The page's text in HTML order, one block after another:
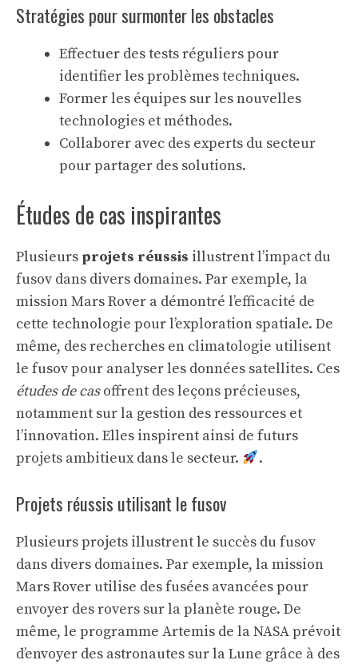
Stratégies pour surmonter les obstacles
Effectuer des tests réguliers pour
identifier les problèmes techniques.
Former les équipes sur les nouvelles
technologies et méthodes.
Collaborer avec des experts du secteur
pour partager des solutions.
Études de cas inspirantes
Plusieurs projets réussis illustrent l’impact du
fusov dans divers domaines. Par exemple, la
mission Mars Rover a démontré l’efficacité de
cette technologie pour l’exploration spatiale. De
même, des recherches en climatologie utilisent
le fusov pour analyser les données satellites. Ces
études de casoffrent des leçons précieuses,
notamment sur la gestion des ressources et
l’innovation. Elles inspirent ainsi de futurs
projets ambitieux dans le secteur.
.
Projets réussis utilisant le fusov
Plusieurs projets illustrent le succès du fusov
dans divers domaines. Par exemple, la mission
Mars Rover utilise des fusées avancées pour
envoyer des rovers sur la planète rouge. De
même, le programme Artemis de la NASA prévoit
d’envoyer des astronautes sur la Lune grâce à des